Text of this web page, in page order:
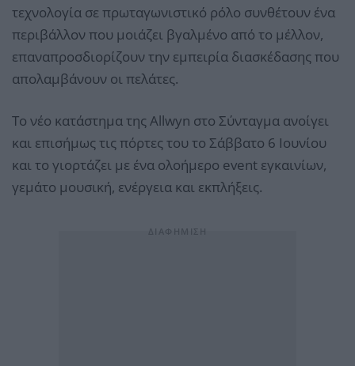
τεχνολογία σε πρωταγωνιστικό ρόλο συνθέτουν ένα
περιβάλλον που μοιάζει βγαλμένο από το μέλλον,
επαναπροσδιορίζουν την εμπειρία διασκέδασης που
απολαμβάνουν οι πελάτες.
Το νέο κατάστημα της Allwyn στο Σύνταγμα ανοίγει
και επισήμως τις πόρτες του το Σάββατο 6 Ιουνίου
και το γιορτάζει με ένα ολοήμερο event εγκαινίων,
γεμάτο μουσική, ενέργεια και εκπλήξεις.